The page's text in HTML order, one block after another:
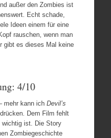
außer den Zombies ist
Echt schade,
Ideen einem für eine
rauschen, wenn man
gibt es dieses Mal keine
4/10
mehr kann ich Devil’s
Dem Film fehlt
ist. Die Story
Zombiegeschichte